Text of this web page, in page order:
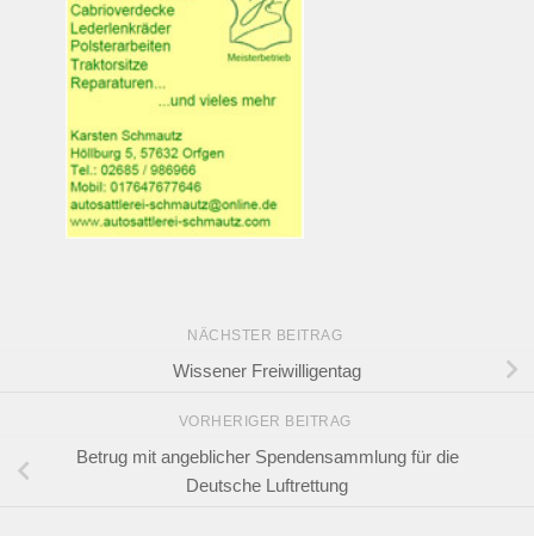
NÄCHSTER BEITRAG
Wissener Freiwilligentag
VORHERIGER BEITRAG
Betrug mit angeblicher Spendensammlung für die
Deutsche Luftrettung